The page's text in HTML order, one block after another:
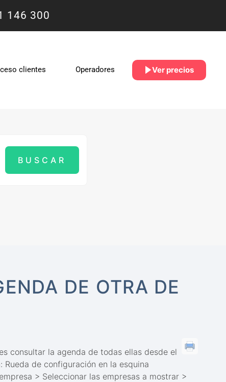
146 300
clientes Operadores Ver precios
DE OTRA DE
consultar la agenda de todas ellas desde el
de configuración en la esquina
> Seleccionar las empresas a mostrar >